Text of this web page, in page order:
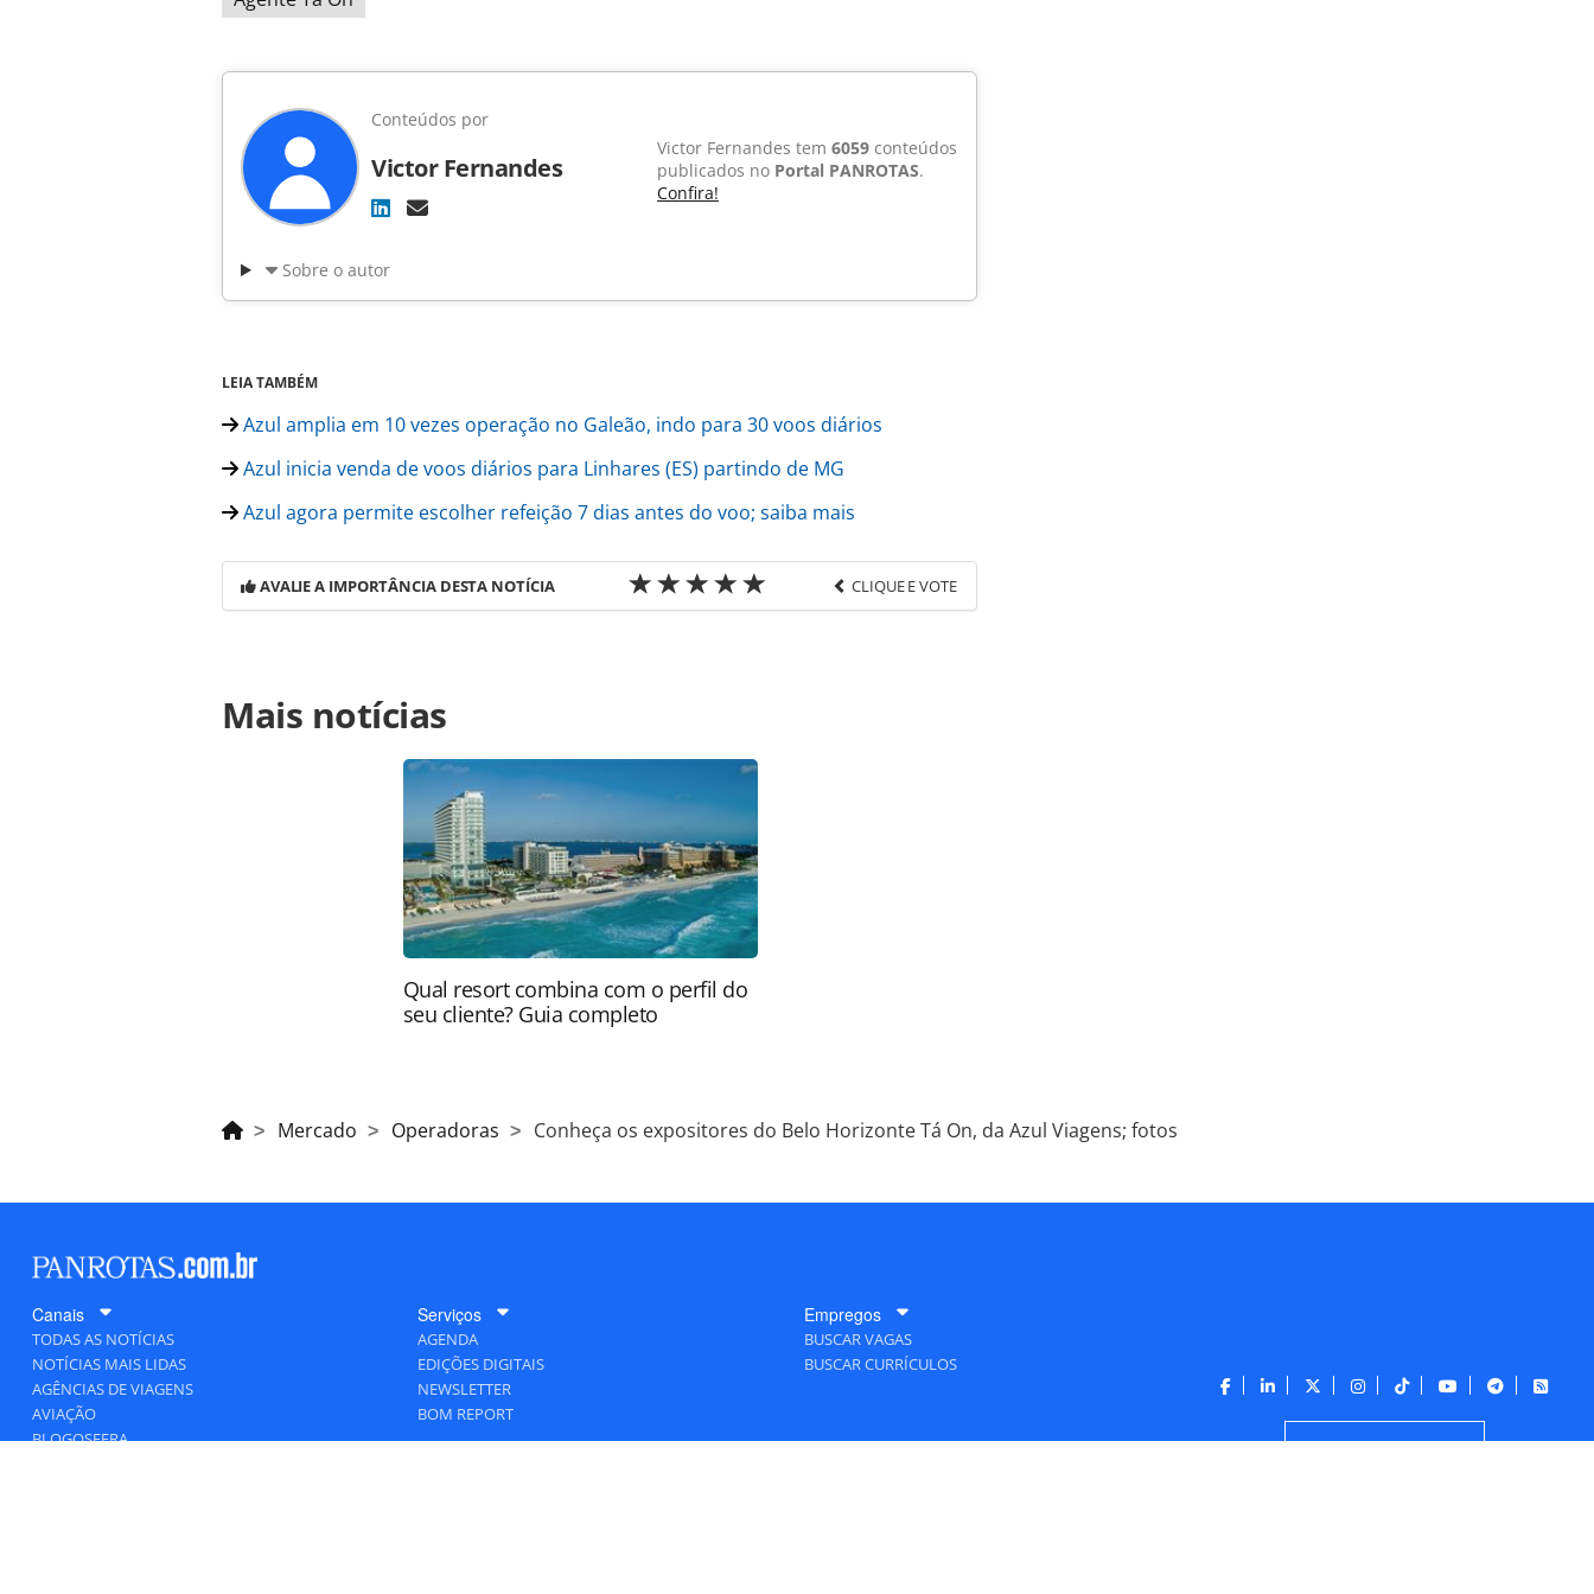
Conteúdos por
Victor Fernandes
Victor Fernandes tem 6059 conteúdos
publicados no Portal PANROTAS.
Confira!
Sobre o autor
LEIA TAMBÉM
Azul amplia em 10 vezes operação no Galeão, indo para 30 voos diários
Azul inicia venda de voos diários para Linhares (ES) partindo de MG
Azul agora permite escolher refeição 7 dias antes do voo; saiba mais
AVALIE A IMPORTÂNCIA DESTA NOTÍCIA CLIQUE E VOTE
https://www.panrotas.com.br/mercado/operadoras/2023/10/conheca-os-expositores-
do-belo-horizonte-ta-on-da-azul-viagens-fotos_200356.html ou as ferramentas
oferecidas na página. Todo o conteúdo produzido pela PANROTAS Editora é protegido
pela legislação brasileira sobre direito autoral. Não reproduza o conteúdo sem
autorização da PANROTAS Editora (copyright@panrotas.com.br).
Mais notícias
Qual resort combina com o perfil do
seu cliente? Guia completo
Mercado Operadoras Conheça os expositores do Belo Horizonte Tá On, da Azul Viagens; fotos
Canais
TODAS AS NOTÍCIAS
NOTÍCIAS MAIS LIDAS
AGÊNCIAS DE VIAGENS
AVIAÇÃO
BLOGOSFERA
Serviços
AGENDA
EDIÇÕES DIGITAIS
NEWSLETTER
BOM REPORT
Empregos
BUSCAR VAGAS
BUSCAR CURRÍCULOS
CONTATO